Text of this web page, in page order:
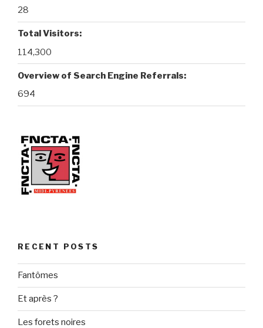
28
Total Visitors:
114,300
Overview of Search Engine Referrals:
694
RECENT POSTS
Fantômes
Et après ?
Les forets noires